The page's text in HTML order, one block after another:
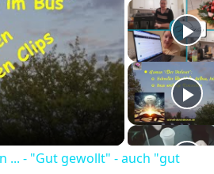
... - "Gut gewollt" - auch "gut